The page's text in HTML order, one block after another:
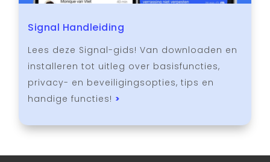
Signal Handleiding
Lees deze Signal-gids! Van downloaden en
installeren tot uitleg over basisfuncties,
privacy- en beveiligingsopties, tips en
handige functies! >